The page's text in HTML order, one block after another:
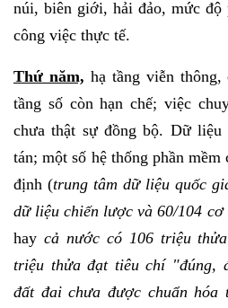
núi, biên giới, hải đảo, mức
công việc thực tế.
Thứ năm, hạ tầng viễn
tầng số còn hạn chế; việc
chưa thật sự đồng bộ. Dữ liệu
tán; một số hệ thống phần
định (trung tâm dữ liệu quốc
dữ liệu chiến lược và 60/104 cơ
hay cả nước có 106 triệu
triệu thửa đạt tiêu chí "đúng,
đất đai chưa được chuẩn